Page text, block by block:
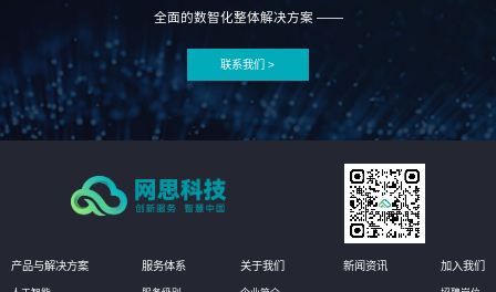
全面的数智化整体解决方案 ——
联系我们 >
产品与解决方案 服务体系 关于我们 新闻资讯 加入我们